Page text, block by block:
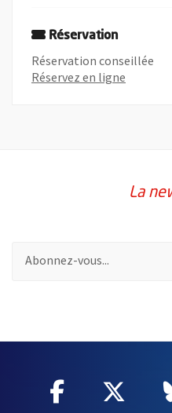
Réservation
Réservation conseillée
Réservez en ligne
La
Facebook
, Ouvre ,